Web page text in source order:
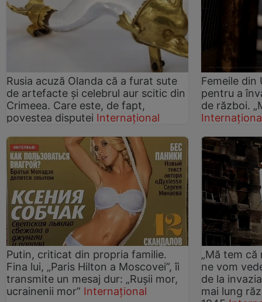
Rusia acuză Olanda că a furat sute
de artefacte și celebrul aur scitic din
Crimeea. Care este, de fapt,
povestea disputei Internațional
Femeile din
pentru a
de război.
Putin, criticat din propria familie.
Fina lui, „Paris Hilton a Moscovei”, îi
transmite un mesaj dur: „Ruşii mor,
ucrainenii mor” Internațional
„Mă tem
ne vom
de la
mai lung